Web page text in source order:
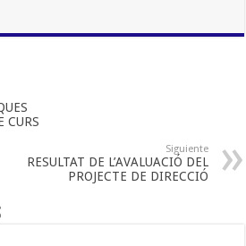
CURS
Siguiente
RESULTAT DE L’AVALUACIÓ DEL
PROJECTE DE DIRECCIÓ